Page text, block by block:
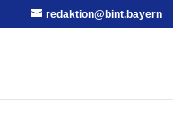
redaktion@bint.bayern